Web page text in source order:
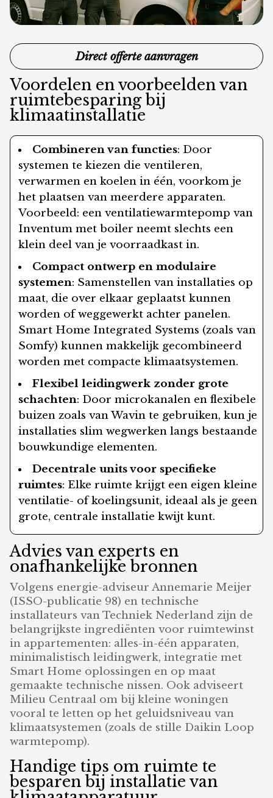
Direct offerte aanvragen
Voordelen en voorbeelden van
ruimtebesparing bij
klimaatinstallatie
Combineren van functies: Door
systemen te kiezen die ventileren,
verwarmen en koelen in één, voorkom je
het plaatsen van meerdere apparaten.
Voorbeeld: een ventilatiewarmtepomp van
Inventum met boiler neemt slechts een
klein deel van je voorraadkast in.
Compact ontwerp en modulaire
systemen: Samenstellen van installaties op
maat, die over elkaar geplaatst kunnen
worden of weggewerkt achter panelen.
Smart Home Integrated Systems (zoals van
Somfy) kunnen makkelijk gecombineerd
worden met compacte klimaatsystemen.
Flexibel leidingwerk zonder grote
schachten: Door microkanalen en flexibele
buizen zoals van Wavin te gebruiken, kun je
installaties slim wegwerken langs bestaande
bouwkundige elementen.
Decentrale units voor specifieke
ruimtes: Elke ruimte krijgt een eigen kleine
ventilatie- of koelingsunit, ideaal als je geen
grote, centrale installatie kwijt kunt.
Advies van experts en
onafhankelijke bronnen
Volgens energie-adviseur Annemarie Meijer
(ISSO-publicatie 98) en technische
installateurs van Techniek Nederland zijn de
belangrijkste ingrediënten voor ruimtewinst
in appartementen: alles-in-één apparaten,
minimalistisch leidingwerk, integratie met
Smart Home oplossingen en op maat
gemaakte technische nissen. Ook adviseert
Milieu Centraal om bij kleine woningen
vooral te letten op het geluidsniveau van
klimaatsystemen (zoals de stille Daikin Loop
warmtepomp).
Handige tips om ruimte te
besparen bij installatie van